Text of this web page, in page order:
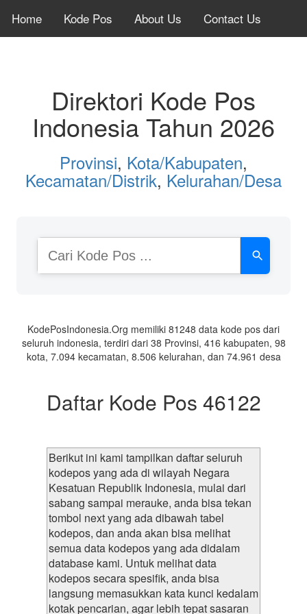
Home Kode Pos About Us Contact Us
Direktori Kode Pos
Indonesia Tahun 2026
Provinsi, Kota/Kabupaten,
Kecamatan/Distrik, Kelurahan/Desa
Cari
Kode
Pos
KodePosIndonesia.Org memiliki 81248 data kode pos dari
seluruh indonesia, terdiri dari 38 Provinsi, 416 kabupaten, 98
kota, 7.094 kecamatan, 8.506 kelurahan, dan 74.961 desa
Daftar Kode Pos 46122
Berikut ini kami tampilkan daftar seluruh
kodepos yang ada di wilayah Negara
Kesatuan Republik Indonesia, mulai dari
sabang sampai merauke, anda bisa tekan
tombol next yang ada dibawah tabel
kodepos, dan anda akan bisa melihat
semua data kodepos yang ada didalam
database kami. Untuk melihat data
kodepos secara spesifik, anda bisa
langsung memasukkan kata kunci kedalam
kotak pencarian, agar lebih tepat sasaran